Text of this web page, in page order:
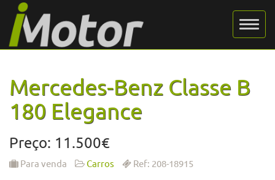
Mercedes-Benz Classe B
180 Elegance
Preço: 11.500€
Para venda Carros Ref: 208-18915